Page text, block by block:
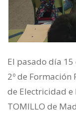
El pasado día
2º de Formación
de Electricidad e
TOMILLO de